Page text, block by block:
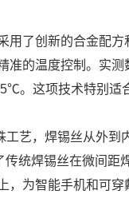
了创新的合金配
准的温度控制。实
。这项技术特别适
艺，焊锡丝从外
统焊锡丝在微间距
为智能手机和可穿